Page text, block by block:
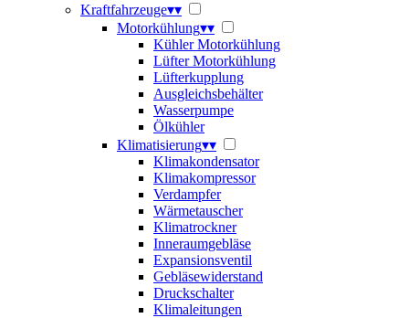
Kraftfahrzeuge▾▾
Motorkühlung▾▾
Kühler Motorkühlung
Lüfter Motorkühlung
Lüfterkupplung
Ausgleichsbehälter
Wasserpumpe
Ölkühler
Klimatisierung▾▾
Klimakondensator
Klimakompressor
Verdampfer
Wärmetauscher
Klimatrockner
Inneraumgebläse
Expansionsventil
Gebläsewiderstand
Druckschalter
Klimaleitungen